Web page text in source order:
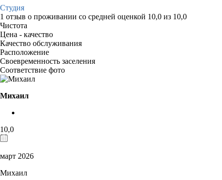
Студия
1 отзыв о проживании со средней оценкой 10,0 из 10,0
Чистота
Цена - качество
Качество обслуживания
Расположение
Своевременность заселения
Соответствие фото
Михаил
10,0
март 2026
Михаил